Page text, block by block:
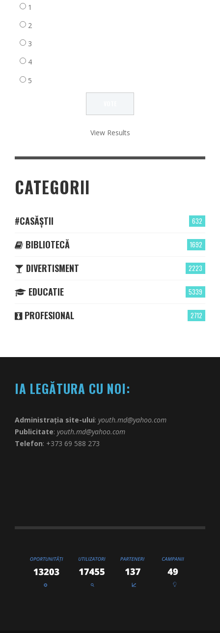
1
2
3
4
5
View Results
CATEGORII
632
#CASĂȘTII
1692
BIBLIOTECĂ
2223
DIVERTISMENT
5339
EDUCATIE
2712
PROFESIONAL
IA LEGĂTURA CU NOI:
Administrația site-ului: youth.md@yahoo.com
Publicitate: youth.md@yahoo.com
Telefon: +373 69 588 273